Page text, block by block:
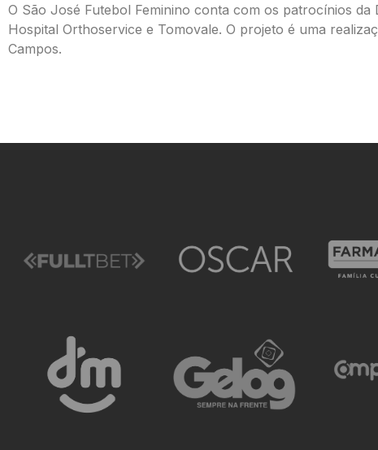
O São José Futebol Feminino conta com os patrocínios
Hospital Orthoservice e Tomovale. O projeto é uma
Campos.